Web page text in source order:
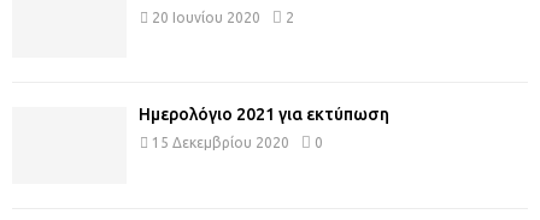
20 Ιουνίου 2020 2
Ημερολόγιο 2021 για εκτύπωση
15 Δεκεμβρίου 2020 0